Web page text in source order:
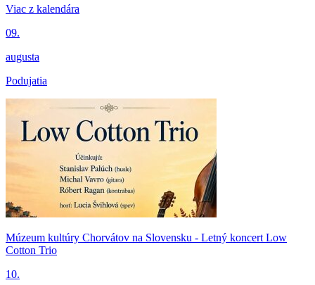
Viac z kalendára
09.
augusta
Podujatia
Múzeum kultúry Chorvátov na Slovensku - Letný koncert Low
Cotton Trio
10.